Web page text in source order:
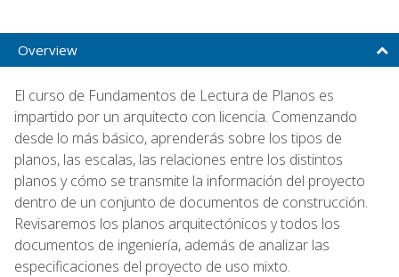
Overview
El curso de Fundamentos de Lectura de Planos es
impartido por un arquitecto con licencia. Comenzando
desde lo más básico, aprenderás sobre los tipos de
planos, las escalas, las relaciones entre los distintos
planos y cómo se transmite la información del proyecto
dentro de un conjunto de documentos de construcción.
Revisaremos los planos arquitectónicos y todos los
documentos de ingeniería, además de analizar las
especificaciones del proyecto de uso mixto.